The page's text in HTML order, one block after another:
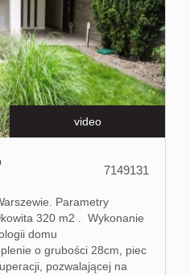
Firma
Kontakt
video
7149131
Parametry
320 m2 . Wykonanie
domu
o grubości 28cm, piec
pozwalającej na